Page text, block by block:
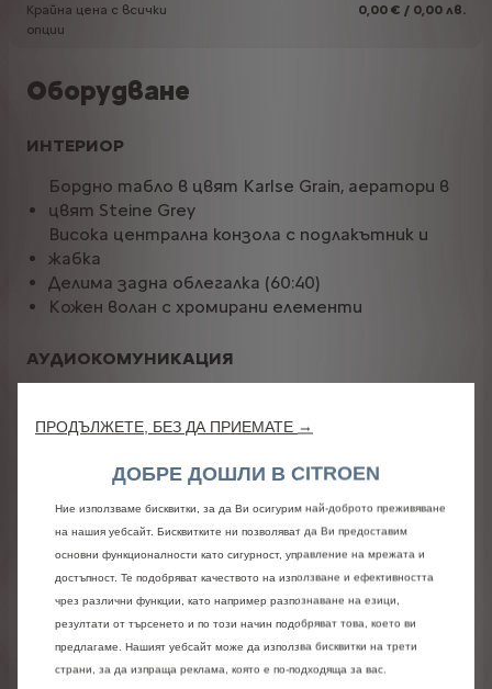
Крайна цена с всички
опции
0,00 € / 0,00 лв.
Оборудване
ИНТЕРИОР
Бордно табло в цвят Karlse Grain, аератори в
цвят Steine Grey
Висока централна конзола с подлакътник и
жабка
Делима задна облегалка (60:40)
Кожен волан с хромирани елементи
АУДИОКОМУНИКАЦИЯ
2 броя USB тип А (зареждане) отпред и отзад
Контакт 12V + USB тип С (зареждане + данни)
СВЕТЛИНИ И ВИДИМОСТ
Пакет Вътрешно осветление
Електрически управляеми и отопляеми
огледала
ПРОДЪЛЖЕТЕ, БЕЗ ДА ПРИЕМАТЕ →
ДОБРЕ ДОШЛИ В CITROEN
Ние използваме бисквитки, за да Ви осигурим най-доброто преживяване
на нашия уебсайт. Бисквитките ни позволяват да Ви предоставим
основни функционалности като сигурност, управление на мрежата и
достъпност. Те подобряват качеството на използване и ефективността
чрез различни функции, като например разпознаване на езици,
резултати от търсенето и по този начин подобряват това, което ви
предлагаме. Нашият уебсайт може да използва бисквитки на трети
страни, за да изпраща реклама, която е по-подходяща за вас.